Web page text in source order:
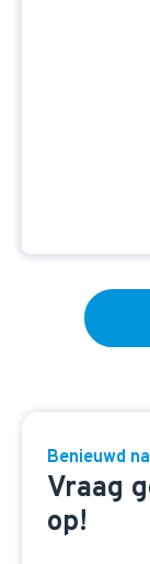
Benieuwd
Vraag
op!